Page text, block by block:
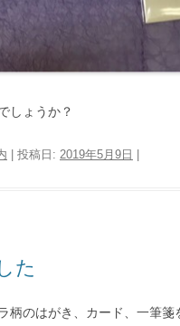
しょうか？
| 投稿日: 2019年5月9日 |
た
柄のはがき、カード、一筆箋